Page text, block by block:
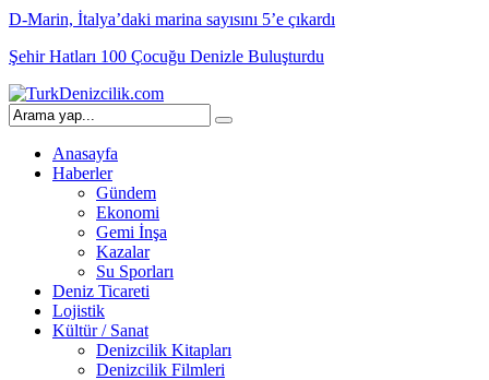
D-Marin, İtalya’daki marina sayısını 5’e çıkardı
Şehir Hatları 100 Çocuğu Denizle Buluşturdu
Anasayfa
Haberler
Gündem
Ekonomi
Gemi İnşa
Kazalar
Su Sporları
Deniz Ticareti
Lojistik
Kültür / Sanat
Denizcilik Kitapları
Denizcilik Filmleri